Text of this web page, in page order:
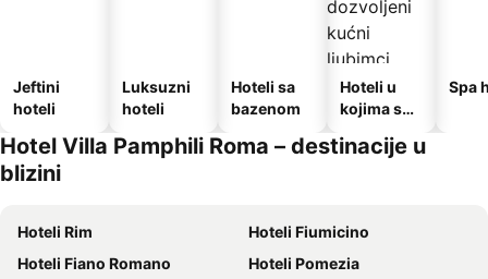
Jeftini
hoteli
Luksuzni
hoteli
Hoteli sa
bazenom
Hoteli u
kojima su
kućni
Spa
Hotel Villa Pamphili Roma – destinacije u
blizini
Hoteli Rim
Hoteli Fiumicino
Hoteli Fiano Romano
Hoteli Pomezia